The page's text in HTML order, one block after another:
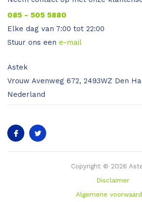
085 - 505 5880
Elke dag van 7:00 tot 22:00
Stuur ons een e-mail
Astek
Vrouw Avenweg 672, 2493WZ Den
Nederland
Copyright © 2026
Disclaimer
Algemene